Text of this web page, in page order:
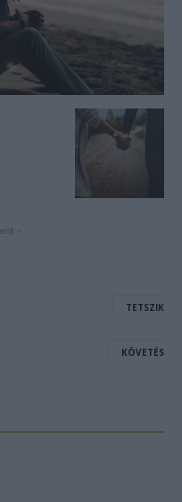
-
TETSZIK
KÖVETÉS